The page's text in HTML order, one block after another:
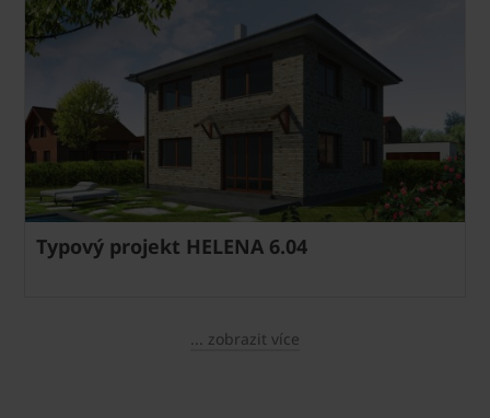
Typový projekt HELENA 6.04
... zobrazit více